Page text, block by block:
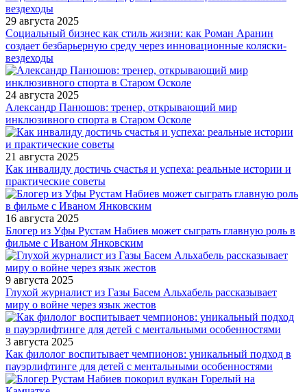
29 августа 2025
Социальный бизнес как стиль жизни: как Роман Аранин
создает безбарьерную среду через инновационные коляски-
вездеходы
24 августа 2025
Александр Панюшов: тренер, открывающий мир
инклюзивного спорта в Старом Осколе
21 августа 2025
Как инвалиду достичь счастья и успеха: реальные истории и
практические советы
16 августа 2025
Блогер из Уфы Рустам Набиев может сыграть главную роль в
фильме с Иваном Янковским
9 августа 2025
Глухой журналист из Газы Басем Альхабель рассказывает
миру о войне через язык жестов
3 августа 2025
Как филолог воспитывает чемпионов: уникальный подход в
пауэрлифтинге для детей с ментальными особенностями